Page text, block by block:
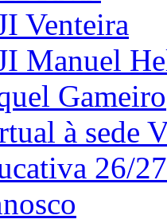
Venteira
Manuel
Gameiro
26/27